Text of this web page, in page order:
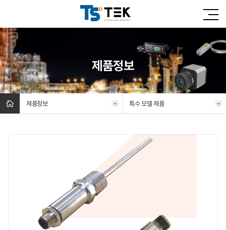
제품정보
제품정보 특수 모델 제품